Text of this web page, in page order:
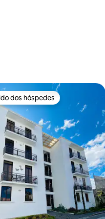
de 5, 501 avaliações
preferidos dos hóspedes
dos hóspedes